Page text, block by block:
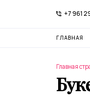
+7 961
ГЛАВНАЯ
Главная